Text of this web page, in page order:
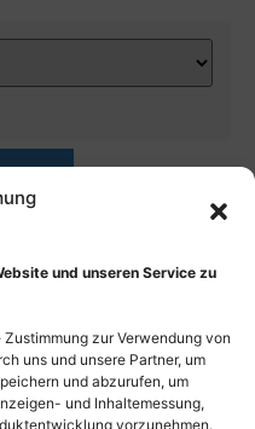
und unseren Service zu
zur Verwendung von
uns und unsere Partner, um
und abzurufen, um
und Inhaltemessung,
vorzunehmen.